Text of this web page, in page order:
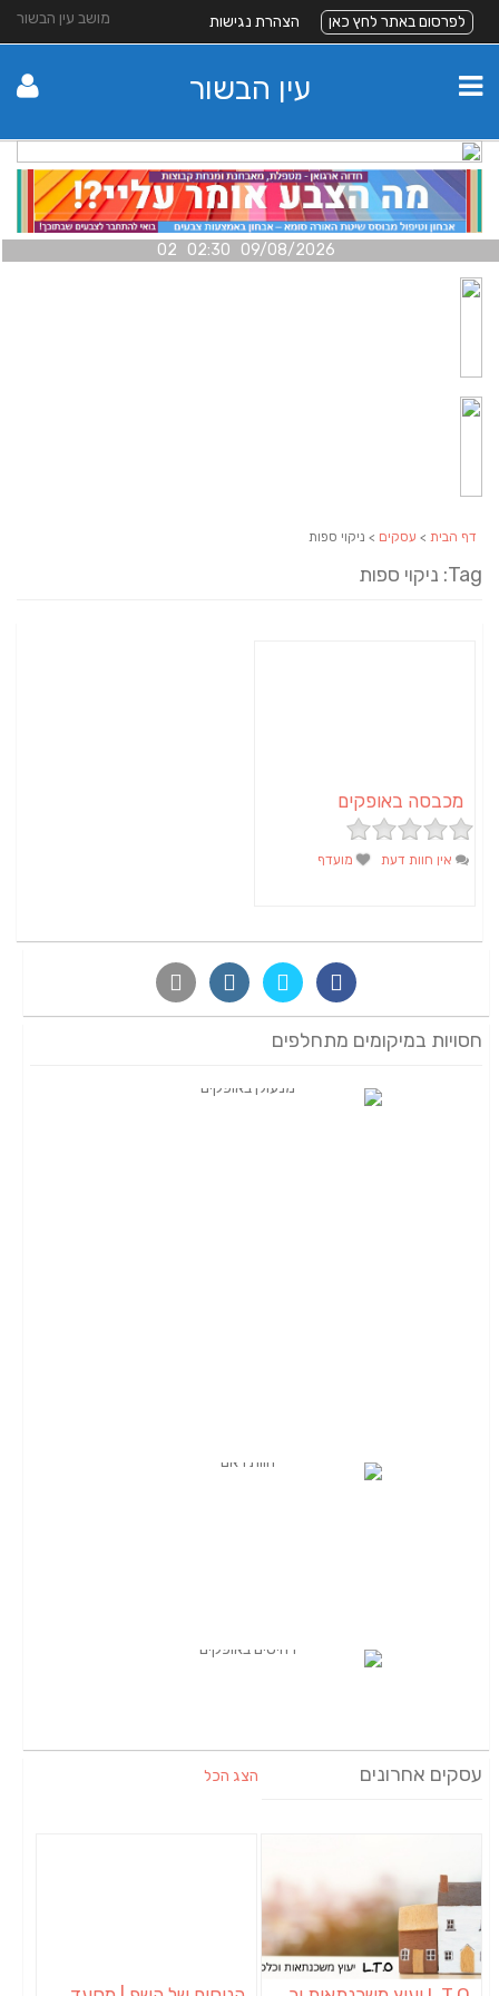
מושב עין הבשור לפרסום באתר לחץ כאן הצהרת נגישות
עין הבשור
09/08/2026 02:30 02
דף הבית > עסקים > ניקוי ספות
Tag: ניקוי ספות
מכבסה באופקים
אין חוות דעת מועדף
חסויות במיקומים מתחלפים
עסקים אחרונים הצג הכל